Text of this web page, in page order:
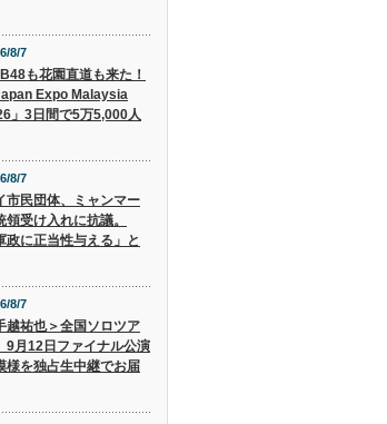
8/7
も花園直道も来た！
Expo Malaysia
」3日間で5万5,000人
8/7
市民団体、ミャンマー
領受け入れに抗議。
政に正当性与える」と
8/7
越祐也＞全国ソロツア
9月12日ファイナル公演
様を独占生中継でお届